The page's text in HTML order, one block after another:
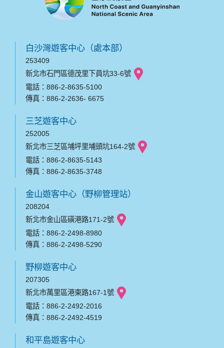
白沙灣遊客中心（處本部）
253409
新北市石門區德茂里下員坑33-6號
電話：886-2-8635-5100
傳真：886-2-2636- 6675
三芝遊客中心
252005
新北市三芝區埔坪里埔頭坑164-2號
電話：886-2-8635-5143
傳真：886-2-8635-3748
金山遊客中心（野柳管理站）
208204
新北市金山區磺港路171-2號
電話：886-2-2498-8980
傳真：886-2-2498-5290
野柳遊客中心
207305
新北市萬里區港東路167-1號
電話：886-2-2492-2016
傳真：886-2-2492-4519
和平島遊客中心